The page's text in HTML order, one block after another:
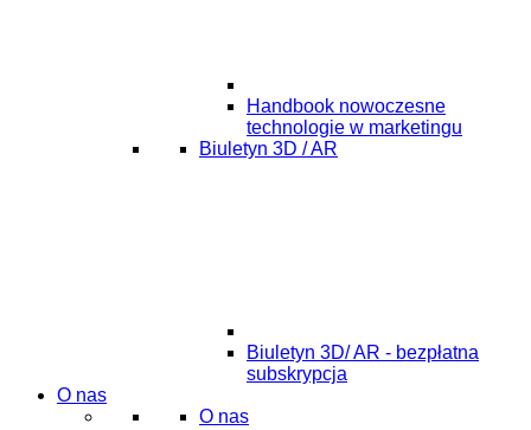
Handbook nowoczesne
technologie w marketingu
Biuletyn 3D / AR
Biuletyn 3D/ AR - bezpłatna
subskrypcja
O nas
O nas